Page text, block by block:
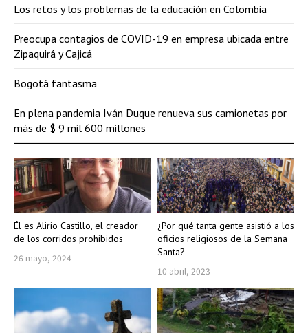
Él es Alirio Castillo, el creador
de los corridos prohibidos
26 mayo, 2024
¿Por qué tanta gente asistió a los
oficios religiosos de la Semana
Santa?
10 abril, 2023
Los retos y los problemas de la educación en Colombia
Preocupa contagios de COVID-19 en empresa ubicada entre
Zipaquirá y Cajicá
Bogotá fantasma
En plena pandemia Iván Duque renueva sus camionetas por
más de $ 9 mil 600 millones